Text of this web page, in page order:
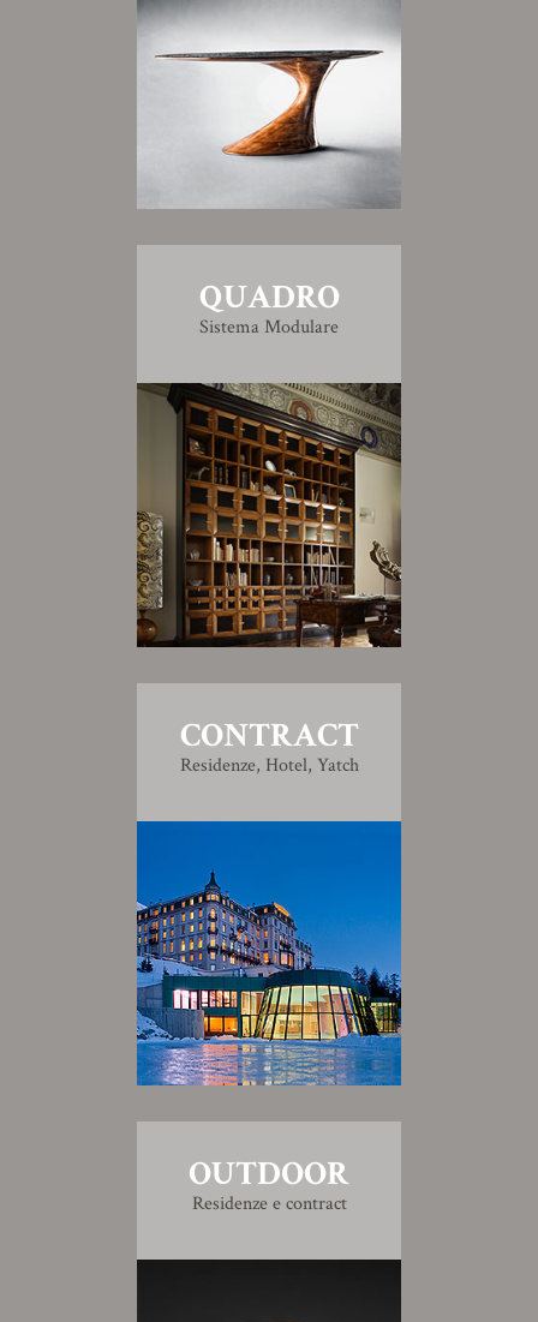
QUADRO
Sistema Modulare
CONTRACT
Residenze, Hotel, Yatch
OUTDOOR
Residenze e contract